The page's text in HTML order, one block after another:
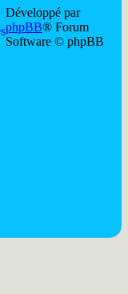
Développé par
phpBB® Forum
Software © phpBB